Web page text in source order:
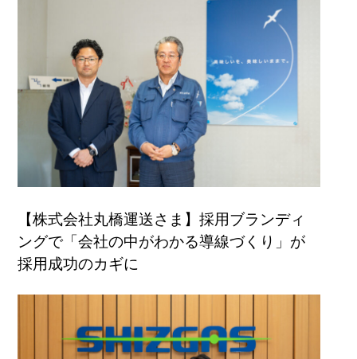
【株式会社丸橋運送さま】採用ブランディ
ングで「会社の中がわかる導線づくり」が
採用成功のカギに